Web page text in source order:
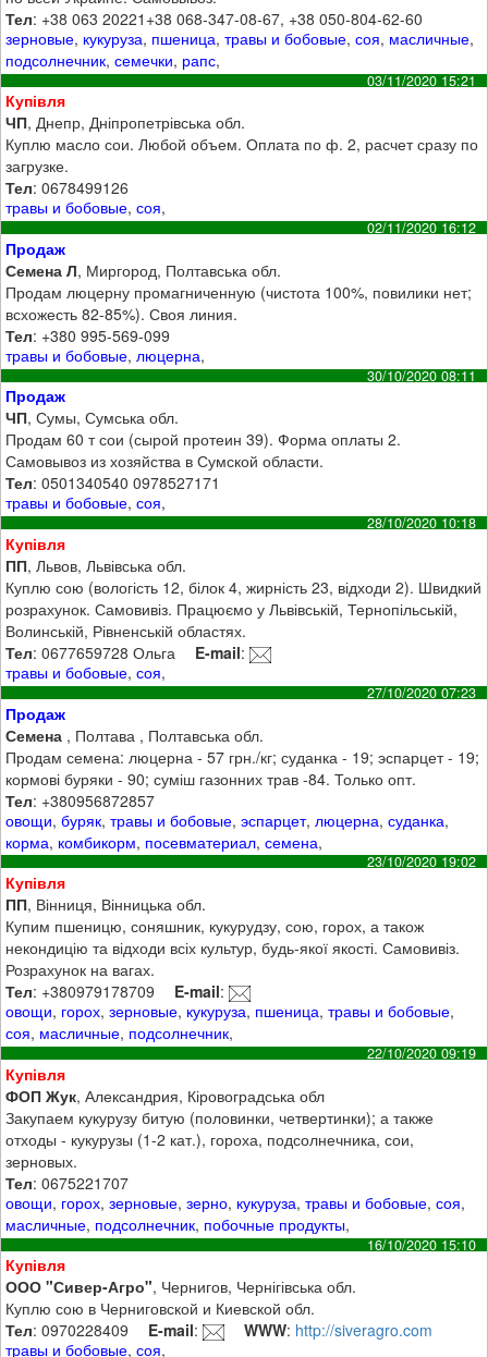
Тел: +38 063 20221+38 068-347-08-67, +38 050-804-62-60
зерновые, кукуруза, пшеница,травы и бобовые,соя, масличные,
подсолнечник,семечки, рапс,
03/11/2020 15:21
Купівля
ЧП, Днепр, Дніпропетрівська обл.
Куплю масло сои. Любой объем. Оплата по ф. 2, расчет сразу по
загрузке.
Тел: 0678499126
травы и бобовые,соя,
02/11/2020 16:12
Продаж
Семена Л, Миргород, Полтавська обл.
Продам люцерну промагниченную (чистота 100%, повилики нет;
всхожесть 82-85%). Своя линия.
Тел: +380 995-569-099
травы и бобовые, люцерна,
30/10/2020 08:11
Продаж
ЧП, Сумы, Сумська обл.
Продам 60 т сои (сырой протеин 39). Форма оплаты 2.
Самовывоз из хозяйства в Сумской области.
Тел: 0501340540 0978527171
травы и бобовые,соя,
28/10/2020 10:18
Купівля
ПП, Львов, Львівська обл.
Куплю сою (вологість 12, білок 4, жирність 23, відходи 2). Швидкий
розрахунок. Самовивіз. Працюємо у Львівській, Тернопільській,
Волинській, Рівненській областях.
Тел: 0677659728 Ольга E-mail:
травы и бобовые,соя,
27/10/2020 07:23
Продаж
Семена , Полтава , Полтавська обл.
Продам семена: люцерна - 57 грн./кг; суданка - 19; эспарцет - 19;
кормові буряки - 90; суміш газонних трав -84. Только опт.
Тел: +380956872857
овощи,буряк,травы и бобовые,эспарцет, люцерна,суданка,
корма, комбикорм, посевматериал,семена,
23/10/2020 19:02
Купівля
ПП, Вінниця, Вінницька обл.
Купим пшеницю, соняшник, кукурудзу, сою, горох, а також
некондицію та відходи всіх культур, будь-якої якості. Самовивіз.
Розрахунок на вагах.
Тел: +380979178709 E-mail:
овощи, горох,зерновые, кукуруза, пшеница,травы и бобовые,
соя, масличные, подсолнечник,
22/10/2020 09:19
Купівля
ФОП Жук, Александрия, Кіровоградська обл
Закупаем кукурузу битую (половинки, четвертинки); а также
отходы - кукурузы (1-2 кат.), гороха, подсолнечника, сои,
зерновых.
Тел: 0675221707
овощи, горох,зерновые,зерно, кукуруза,травы и бобовые,соя,
масличные, подсолнечник, побочные продукты,
16/10/2020 15:10
Купівля
ООО "Сивер-Агро", Чернигов, Чернігівська обл.
Куплю сою в Черниговской и Киевской обл.
Тел: 0970228409 E-mail: WWW: http://siveragro.com
травы и бобовые,соя,